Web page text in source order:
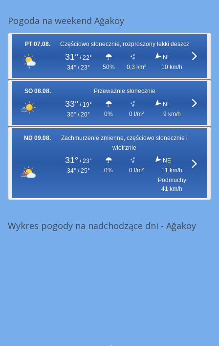
Pogoda na weekend Ağaköy
PT 07.08. Częściowo słonecznie, rozproszony lekki deszcz
31° / 22°
34° / 23°
50% 0,3 l/m²
NE
10 km/h
SO 08.08. Przeważnie słonecznie
33° / 19°
36° / 20°
0% 0 l/m²
NE
9 km/h
ND 09.08.
Zachmurzenie zmienne, częściowo słonecznie i
wietrznie
31° / 23°
34° / 25°
0% 0 l/m²
NE
11 km/h
Podmuchy
41 km/h
Wykres pogody na nadchodzące dni - Ağaköy